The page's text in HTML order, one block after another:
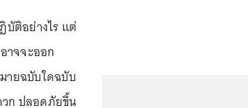
บัติอย่างไร แต่
าจจะออก
ายฉบับใดฉบับ
ก ปลอดภัยขึ้น